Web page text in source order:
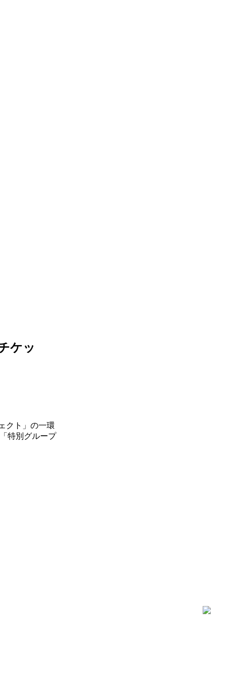
ケッ
クト」の一環
特別グループ